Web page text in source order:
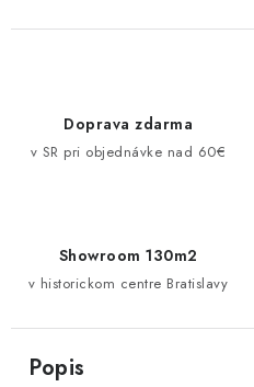
Doprava zdarma
v SR pri objednávke nad 60€
Showroom 130m2
v historickom centre Bratislavy
Popis